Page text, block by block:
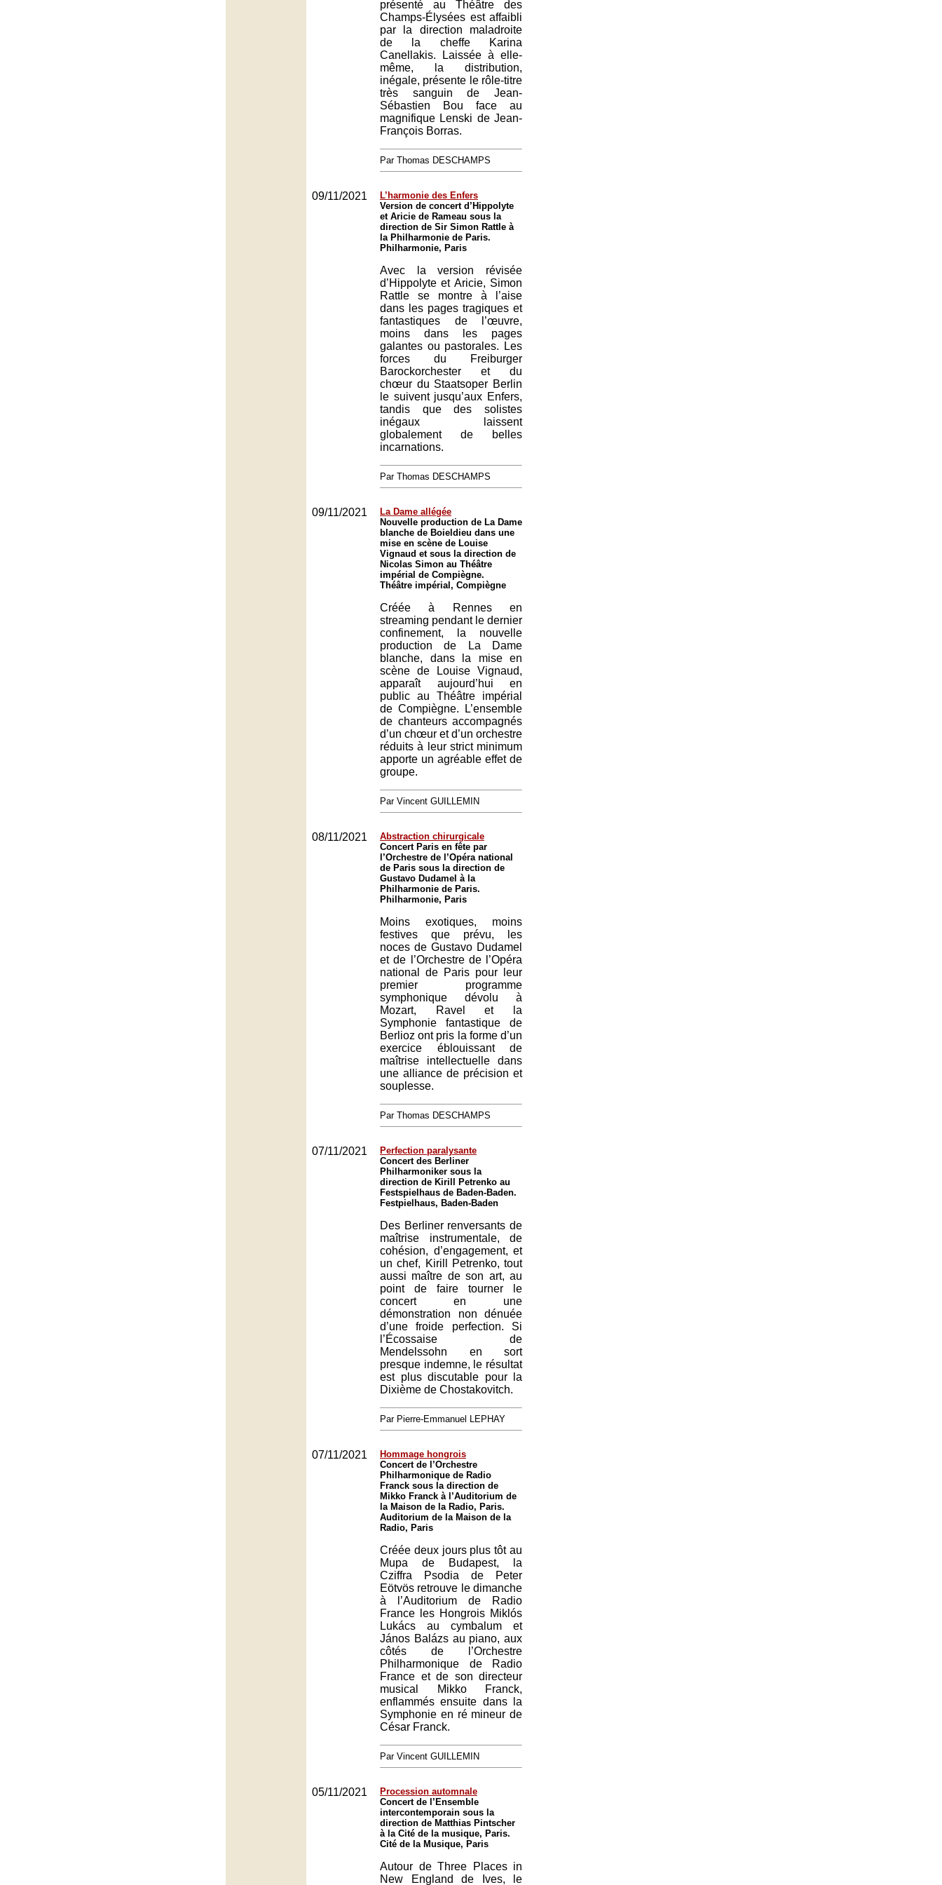
présenté au Théâtre des
Champs-Élysées est affaibli
par la direction maladroite
de la cheffe Karina
Canellakis. Laissée à elle-
même, la distribution,
inégale, présente le rôle-titre
très sanguin de Jean-
Sébastien Bou face au
magnifique Lenski de Jean-
François Borras.
Par Thomas DESCHAMPS
09/11/2021
L’harmonie des Enfers
Version de concert d’Hippolyte
et Aricie de Rameau sous la
direction de Sir Simon Rattle à
la Philharmonie de Paris.
Philharmonie, Paris
Avec la version révisée
d’Hippolyte et Aricie, Simon
Rattle se montre à l’aise
dans les pages tragiques et
fantastiques de l’œuvre,
moins dans les pages
galantes ou pastorales. Les
forces du Freiburger
Barockorchester et du
chœur du Staatsoper Berlin
le suivent jusqu’aux Enfers,
tandis que des solistes
inégaux laissent
globalement de belles
incarnations.
Par Thomas DESCHAMPS
09/11/2021
La Dame allégée
Nouvelle production de La Dame
blanche de Boieldieu dans une
mise en scène de Louise
Vignaud et sous la direction de
Nicolas Simon au Théâtre
impérial de Compiègne.
Théâtre impérial, Compiègne
Créée à Rennes en
streaming pendant le dernier
confinement, la nouvelle
production de La Dame
blanche, dans la mise en
scène de Louise Vignaud,
apparaît aujourd’hui en
public au Théâtre impérial
de Compiègne. L’ensemble
de chanteurs accompagnés
d’un chœur et d’un orchestre
réduits à leur strict minimum
apporte un agréable effet de
groupe.
Par Vincent GUILLEMIN
08/11/2021
Abstraction chirurgicale
Concert Paris en fête par
l’Orchestre de l’Opéra national
de Paris sous la direction de
Gustavo Dudamel à la
Philharmonie de Paris.
Philharmonie, Paris
Moins exotiques, moins
festives que prévu, les
noces de Gustavo Dudamel
et de l’Orchestre de l’Opéra
national de Paris pour leur
premier programme
symphonique dévolu à
Mozart, Ravel et la
Symphonie fantastique de
Berlioz ont pris la forme d’un
exercice éblouissant de
maîtrise intellectuelle dans
une alliance de précision et
souplesse.
Par Thomas DESCHAMPS
07/11/2021
Perfection paralysante
Concert des Berliner
Philharmoniker sous la
direction de Kirill Petrenko au
Festspielhaus de Baden-Baden.
Festpielhaus, Baden-Baden
Des Berliner renversants de
maîtrise instrumentale, de
cohésion, d’engagement, et
un chef, Kirill Petrenko, tout
aussi maître de son art, au
point de faire tourner le
concert en une
démonstration non dénuée
d’une froide perfection. Si
l’Écossaise de
Mendelssohn en sort
presque indemne, le résultat
est plus discutable pour la
Dixième de Chostakovitch.
Par Pierre-Emmanuel LEPHAY
07/11/2021
Hommage hongrois
Concert de l’Orchestre
Philharmonique de Radio
Franck sous la direction de
Mikko Franck à l’Auditorium de
la Maison de la Radio, Paris.
Auditorium de la Maison de la
Radio, Paris
Créée deux jours plus tôt au
Mupa de Budapest, la
Cziffra Psodia de Peter
Eötvös retrouve le dimanche
à l’Auditorium de Radio
France les Hongrois Miklós
Lukács au cymbalum et
János Balázs au piano, aux
côtés de l’Orchestre
Philharmonique de Radio
France et de son directeur
musical Mikko Franck,
enflammés ensuite dans la
Symphonie en ré mineur de
César Franck.
Par Vincent GUILLEMIN
05/11/2021
Procession automnale
Concert de l’Ensemble
intercontemporain sous la
direction de Matthias Pintscher
à la Cité de la musique, Paris.
Cité de la Musique, Paris
Autour de Three Places in
New England de Ives, le